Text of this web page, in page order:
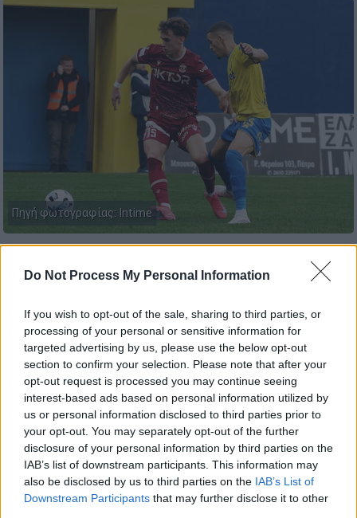
Do Not Process My Personal Information
If you wish to opt-out of the sale, sharing to third parties, or
processing of your personal or sensitive information for
targeted advertising by us, please use the below opt-out
section to confirm your selection. Please note that after your
opt-out request is processed you may continue seeing
interest-based ads based on personal information utilized by
us or personal information disclosed to third parties prior to
your opt-out. You may separately opt-out of the further
disclosure of your personal information by third parties on the
IAB’s list of downstream participants. This information may
also be disclosed by us to third parties on the IAB’s List of
Downstream Participants that may further disclose it to other
Πηγή φωτογραφίας: Intime
Προσθέστε το ΕΘΝΟΣ στη Google
Μπορεί να μην υπάρχει εμβόλιμη υποχρέωση
για τα playoffs τηςSuper League, ωστόσο η
δράση συνεχίζεται στις τελευταίες θέσεις
του βαθμολογικού πίνακα.Αστέρας,ΑΕΛκαι
Πανσερραϊκός παλεύουν για την παραμονή
τους στην κατηγορία, ενώ από την άλλη
Κηφισιά,ΠαναιτωλικόςκαιΑτρόμητοςείναι
πιο… άνετοι, ωστόσο θέλουν το καλύτερο
δυνατό πλασάρισμα.
Οι τρεις ομάδες που καίγονται… για βαθμούς